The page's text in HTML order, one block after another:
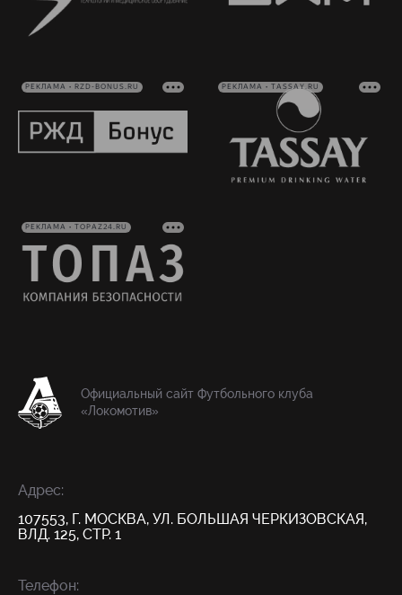
РЕКЛАМА • RZD-BONUS.RU РЕКЛАМА • TASSAY.RU
РЕКЛАМА • TOPAZ24.RU
Официальный сайт Футбольного клуба
«Локомотив»
Адрес:
107553, Г. МОСКВА, УЛ. БОЛЬШАЯ ЧЕРКИЗОВСКАЯ,
ВЛД. 125, СТР. 1
Телефон: